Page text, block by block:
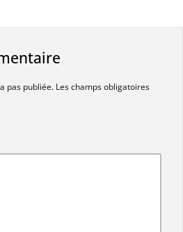
pas publiée. Les champs obligatoires